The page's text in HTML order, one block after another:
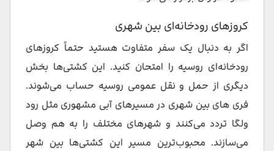
کروزهای رودخانه‌ای بین‌ شهری
اگر به دنبال یک سفر متفاوت هستید حتماً کروزهای
رودخانه‌ای روسیه را امتحان کنید. این کشتی‌ها بخش
دیگری از حمل و نقل عمومی روسیه حساب می‌شوند.
فری های بین شهری در مسیرهای آبی مشهوری مثل رود
ولگا تردد می‌کنند و شهرهای مختلف را به هم وصل
می‌سازند. محبوب‌ترین مسیر این کشتی‌ها بین شهر